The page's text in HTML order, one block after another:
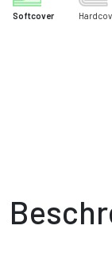
Softcover